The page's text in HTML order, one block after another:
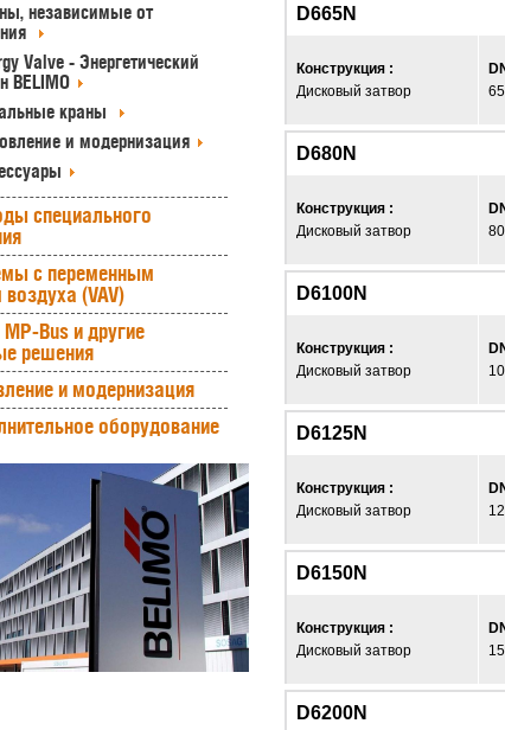
независимые от
Valve - Энергетический
BELIMO
краны
и модернизация
специального
с переменным
(VAV)
Bus и другие
решения
и модернизация
оборудование
D665N
Конструкция :
Дисковый затвор
65
D680N
Конструкция :
Дисковый затвор
80
D6100N
Конструкция :
Дисковый затвор
D6125N
Конструкция :
Дисковый затвор
D6150N
Конструкция :
Дисковый затвор
D6200N